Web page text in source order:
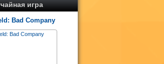
игра
Bad Company